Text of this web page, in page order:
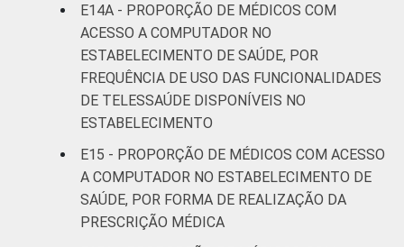
E14A - PROPORÇÃO DE MÉDICOS COM
ACESSO A COMPUTADOR NO
ESTABELECIMENTO DE SAÚDE, POR
FREQUÊNCIA DE USO DAS FUNCIONALIDADES
DE TELESSAÚDE DISPONÍVEIS NO
ESTABELECIMENTO
E15 - PROPORÇÃO DE MÉDICOS COM ACESSO
A COMPUTADOR NO ESTABELECIMENTO DE
SAÚDE, POR FORMA DE REALIZAÇÃO DA
PRESCRIÇÃO MÉDICA